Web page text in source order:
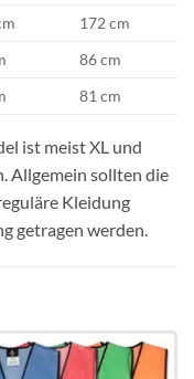
172 cm
86 cm
81 cm
ist meist XL und
Allgemein sollten die
Kleidung
getragen werden.
Add to
wishlist